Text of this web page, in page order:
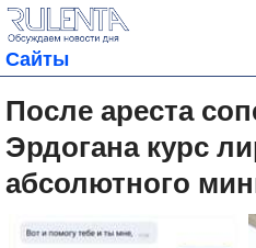
Сайты
После ареста
Эрдогана курс
абсолютного